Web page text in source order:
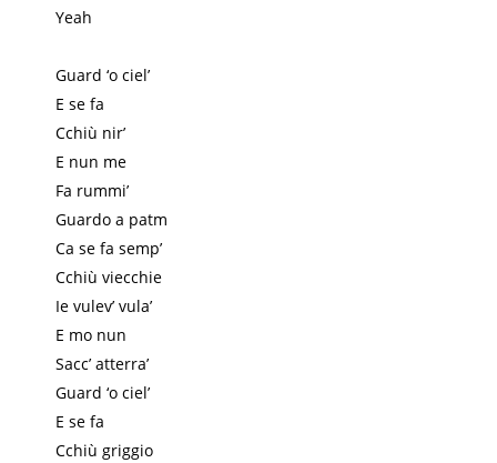
Yeah
Guard ‘o ciel’
E se fa
Cchiù nir’
E nun me
Fa rummi’
Guardo a patm
Ca se fa semp’
Cchiù viecchie
Ie vulev’ vula’
E mo nun
Sacc’ atterra’
Guard ‘o ciel’
E se fa
Cchiù griggio